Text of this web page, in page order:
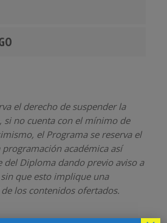
el derecho de suspender la
si no cuenta con el mínimo de
el Programa se reserva el
académica así
del Diploma dando previo aviso a
que esto implique una
los contenidos ofertados.